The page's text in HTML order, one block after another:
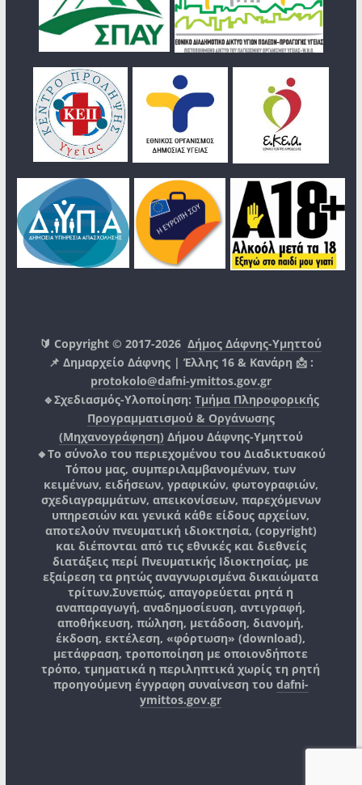
🔰 Copyright © 2017-2026Δήμος Δάφνης-Υμηττού
📌 Δημαρχείο Δάφνης | Έλλης 16 & Κανάρη 📩 :
protokolo@dafni-ymittos.gov.gr
🔹Σχεδιασμός-Υλοποίηση: Τμήμα Πληροφορικής
Προγραμματισμού & Οργάνωσης
(Μηχανογράφηση) Δήμου Δάφνης-Υμηττού
🔸Το σύνολο του περιεχομένου του Διαδικτυακού
Τόπου μας, συμπεριλαμβανομένων, των
κειμένων, ειδήσεων, γραφικών, φωτογραφιών,
σχεδιαγραμμάτων, απεικονίσεων, παρεχόμενων
υπηρεσιών και γενικά κάθε είδους αρχείων,
αποτελούν πνευματική ιδιοκτησία, (copyright)
και διέπονται από τις εθνικές και διεθνείς
διατάξεις περί Πνευματικής Ιδιοκτησίας, με
εξαίρεση τα ρητώς αναγνωρισμένα δικαιώματα
τρίτων.Συνεπώς, απαγορεύεται ρητά η
αναπαραγωγή, αναδημοσίευση, αντιγραφή,
αποθήκευση, πώληση, μετάδοση, διανομή,
έκδοση, εκτέλεση, «φόρτωση» (download),
μετάφραση, τροποποίηση με οποιονδήποτε
τρόπο, τμηματικά η περιληπτικά χωρίς τη ρητή
προηγούμενη έγγραφη συναίνεση του dafni-
ymittos.gov.gr